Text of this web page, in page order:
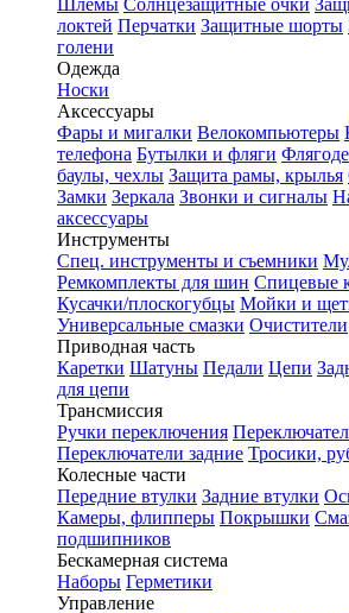
Шлемы Солнцезащитные очки
локтей Перчатки Защитные шорты
голени
Одежда
Носки
Аксессуары
Фары и мигалки Велокомпьютеры
телефона Бутылки и фляги
баулы, чехлы Защита рамы, крылья
Замки Зеркала Звонки и сигналы
аксессуары
Инструменты
Спец. инструменты и съемники
Ремкомплекты для шин Спицевые
Кусачки/плоскогубцы Мойки и
Универсальные смазки Очистители
Приводная часть
Каретки Шатуны Педали Цепи
для цепи
Трансмиссия
Ручки переключения
Переключатели задние Тросики,
Колесные части
Передние втулки Задние втулки
Камеры, флипперы Покрышки
подшипников
Бескамерная система
Наборы Герметики
Управление